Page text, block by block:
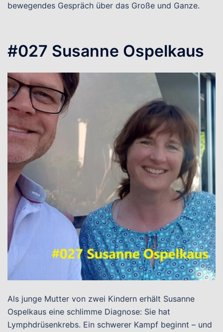
bewegendes Gespräch über das Große und Ganze.
#027 Susanne Ospelkaus
Als junge Mutter von zwei Kindern erhält Susanne
Ospelkaus eine schlimme Diagnose: Sie hat
Lymphdrüsenkrebs. Ein schwerer Kampf beginnt – und